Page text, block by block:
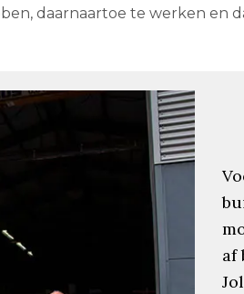
daarnaartoe te werken en
af